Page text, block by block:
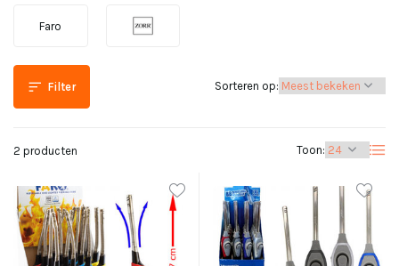
Faro
Filter
2 producten Toon:
Sorteren op: